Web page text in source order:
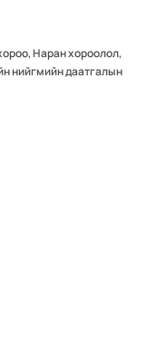
Наран хороолол,
нийгмийн даатгалын